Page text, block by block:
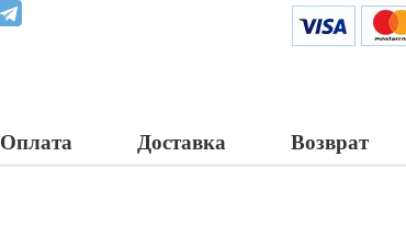
Оплата Доставка Возврат